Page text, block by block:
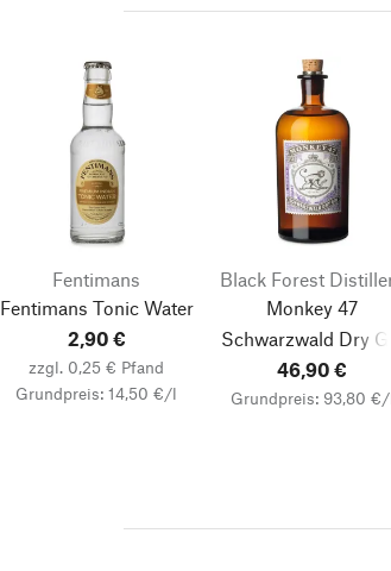
Fentimans
Fentimans Tonic Water
2,90 €
zzgl. 0,25 € Pfand
Grundpreis: 14,50 €/l
Black Forest
Monkey 47
Schwarzwald Dry
46,90 €
Grundpreis: 93,80